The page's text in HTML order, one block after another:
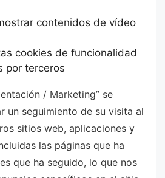
contenidos de vídeo
cookies de funcionalidad
por terceros
/ Marketing” se
un seguimiento de su visita al
sitios web, aplicaciones y
las páginas que ha
que ha seguido, lo que nos